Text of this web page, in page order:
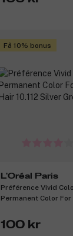
Få 10% bonus
L'Oréal Paris
Préférence Vivid
Permanent Color For
100 kr